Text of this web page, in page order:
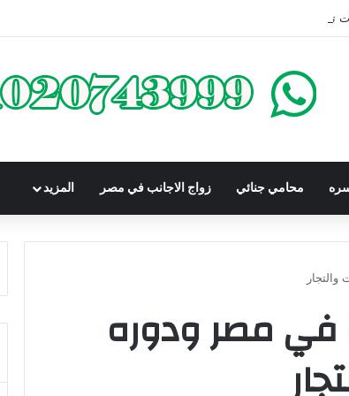
تحت الإنشاء | أهم البنود التي تحمي المشتري في القانون المصري
محامي جنائي زواج الاجانب في مصر المزيد
في مصر ودوره